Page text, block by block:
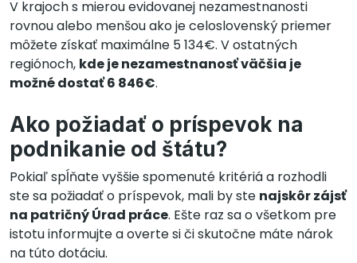
V krajoch s mierou evidovanej nezamestnanosti
rovnou alebo menšou ako je celoslovenský priemer
môžete získať maximálne 5 134€. V ostatných
regiónoch, kde je nezamestnanosť väčšia je
možné dostať 6 846€.
Ako požiadať o príspevok na
podnikanie od štátu?
Pokiaľ spĺňate vyššie spomenuté kritériá a rozhodli
ste sa požiadať o príspevok, mali by ste najskôr zájsť
na patričný Úrad práce. Ešte raz sa o všetkom pre
istotu informujte a overte si či skutočne máte nárok
na túto dotáciu.